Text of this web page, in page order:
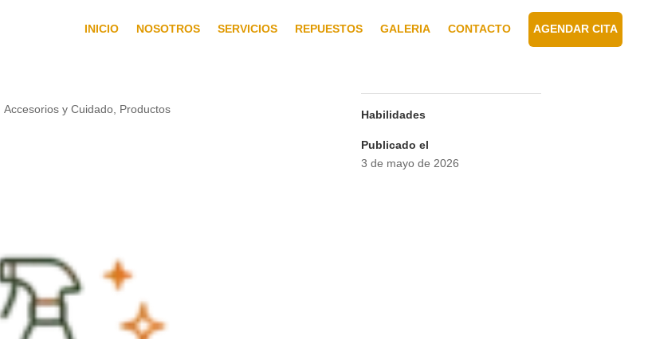
INICIO NOSOTROS SERVICIOS REPUESTOS GALERIA CONTACTO AGENDAR CITA
Accesorios y Cuidado Productos Habilidades
Publicado el
3 de mayo de 2026